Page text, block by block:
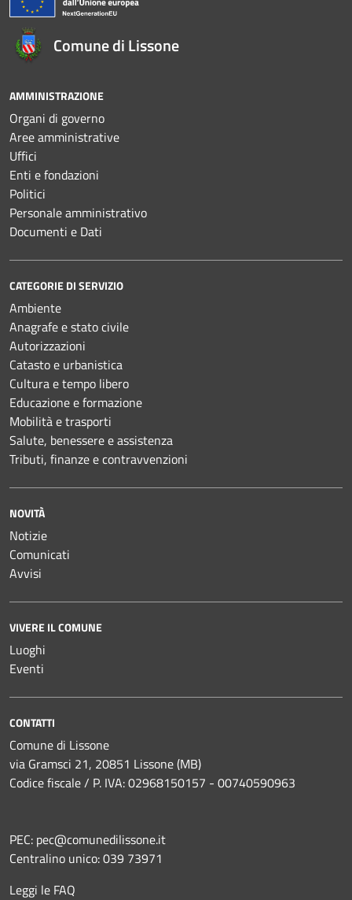
Comune di Lissone
AMMINISTRAZIONE
Organi di governo
Aree amministrative
Uffici
Enti e fondazioni
Politici
Personale amministrativo
Documenti e Dati
CATEGORIE DI SERVIZIO
Ambiente
Anagrafe e stato civile
Autorizzazioni
Catasto e urbanistica
Cultura e tempo libero
Educazione e formazione
Mobilità e trasporti
Salute, benessere e assistenza
Tributi, finanze e contravvenzioni
NOVITÀ
Notizie
Comunicati
Avvisi
VIVERE IL COMUNE
Luoghi
Eventi
CONTATTI
Comune di Lissone
via Gramsci 21, 20851 Lissone (MB)
Codice fiscale / P. IVA: 02968150157 - 00740590963
PEC: pec@comunedilissone.it
Centralino unico:039 73971
Leggi le FAQ